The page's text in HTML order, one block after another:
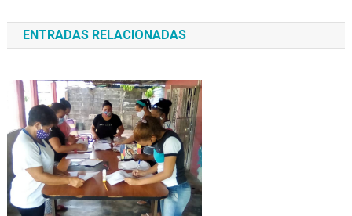
de
entradas
ENTRADAS RELACIONADAS